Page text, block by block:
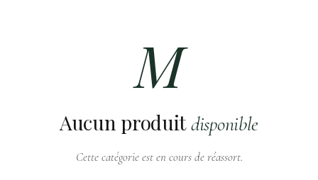
M
Aucun produitdisponible
Cette catégorie est en cours de réassort.